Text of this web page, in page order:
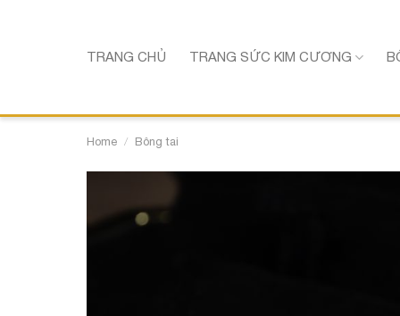
TRANG CHỦ TRANG SỨC KIM CƯƠNG
Home / Bông tai